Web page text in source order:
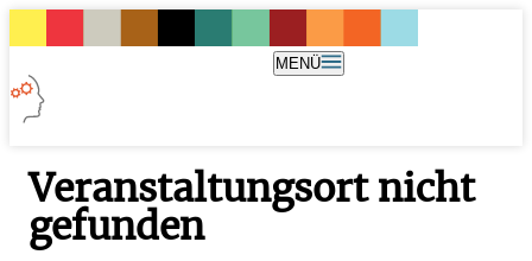
MENÜ
Veranstaltungsort nicht
gefunden